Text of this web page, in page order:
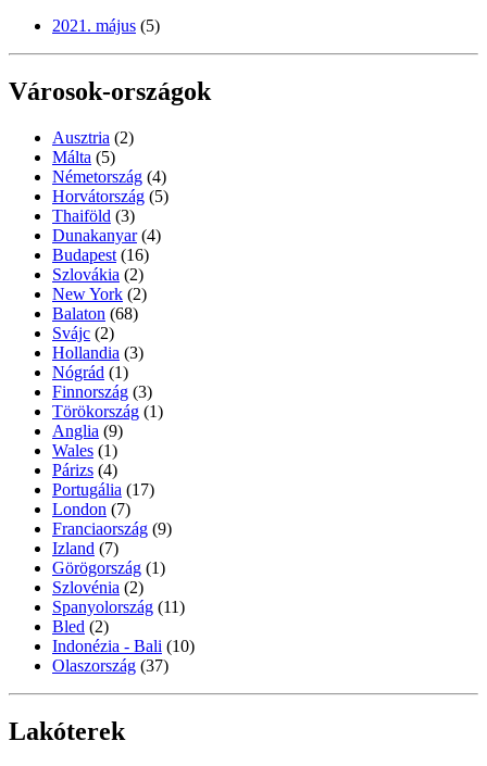
2021. május (5)
Városok-országok
Ausztria (2)
Málta (5)
Németország (4)
Horvátország (5)
Thaiföld (3)
Dunakanyar (4)
Budapest (16)
Szlovákia (2)
New York (2)
Balaton (68)
Svájc (2)
Hollandia (3)
Nógrád (1)
Finnország (3)
Törökország (1)
Anglia (9)
Wales (1)
Párizs (4)
Portugália (17)
London (7)
Franciaország (9)
Izland (7)
Görögország (1)
Szlovénia (2)
Spanyolország (11)
Bled (2)
Indonézia - Bali (10)
Olaszország (37)
Lakóterek